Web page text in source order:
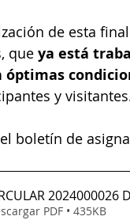
de esta
que ya está
óptimas
y
boletín de
2024000026
PDF • 435KB